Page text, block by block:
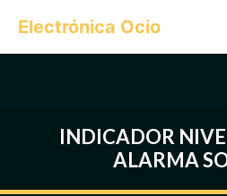
Electrónica Ocio
INDICADOR
ALARMA